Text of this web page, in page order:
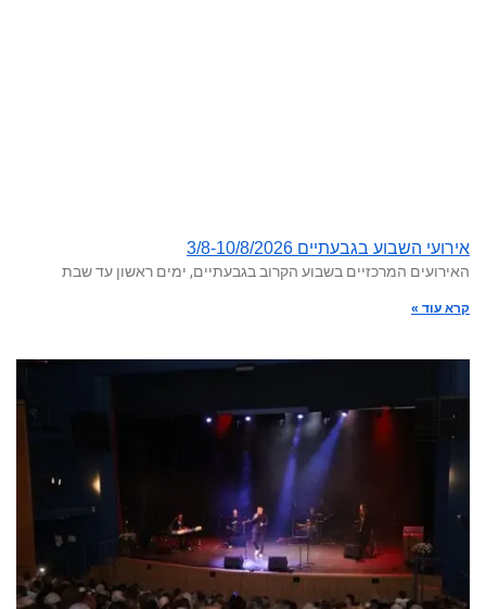
אירועי השבוע בגבעתיים 3/8-10/8/2026
האירועים המרכזיים בשבוע הקרוב בגבעתיים, ימים ראשון עד שבת
קרא עוד »